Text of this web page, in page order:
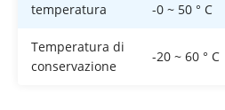
temperatura -0 ~ 50 ° C
Temperatura di
conservazione
-20 ~ 60 ° C